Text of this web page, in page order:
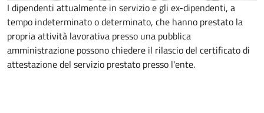
I dipendenti attualmente in servizio e gli ex-dipendenti, a
tempo indeterminato o determinato, che hanno prestato la
propria attività lavorativa presso una pubblica
amministrazione possono chiedere il rilascio del certificato di
attestazione del servizio prestato presso l'ente.